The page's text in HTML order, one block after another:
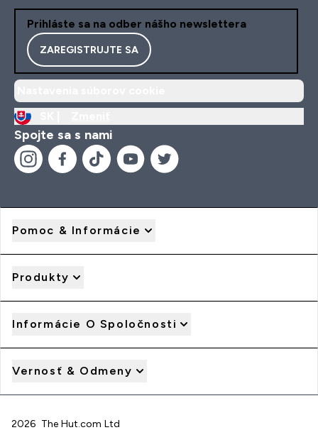
Prihláste sa na odber nášho newslettera
ZAREGISTRUJTE SA
Spojte sa s nami
Pomoc & Informácie
Produkty
Informácie O Spoločnosti
Vernosť & Odmeny
2026 The Hut.com Ltd